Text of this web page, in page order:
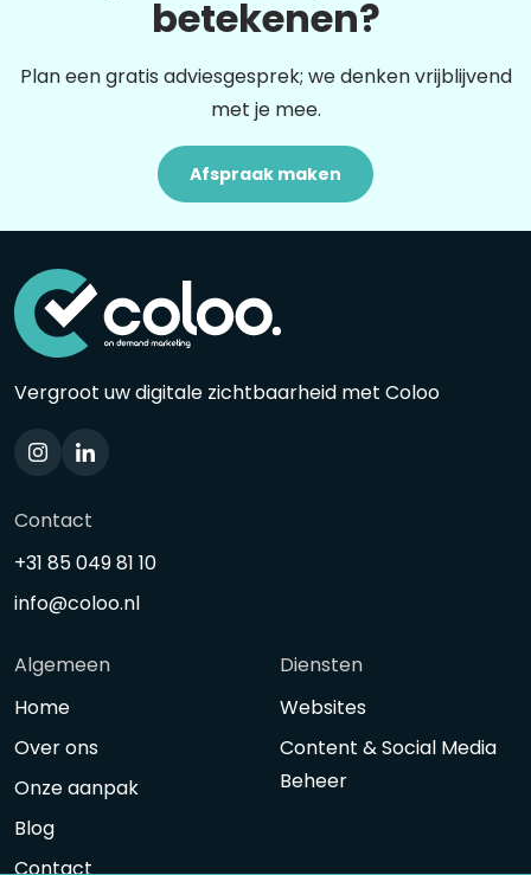
betekenen?
Plan een gratis adviesgesprek; we denken vrijblijvend
met je mee.
Afspraak maken
Vergroot uw digitale zichtbaarheid met Coloo
Contact
+31 85 049 81 10
info@coloo.nl
Algemeen
Home
Over ons
Onze aanpak
Blog
Contact
Diensten
Websites
Content & Social Media
Beheer